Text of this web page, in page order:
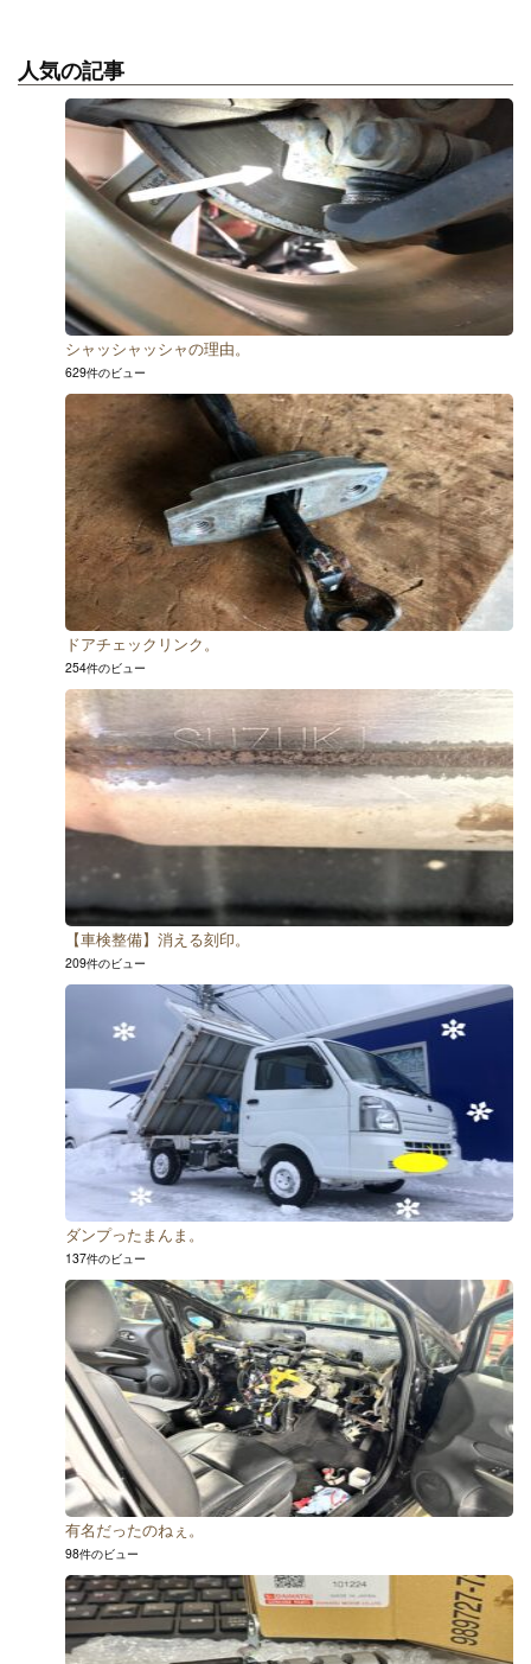
人気の記事
シャッシャッシャの理由。
629件のビュー
ドアチェックリンク。
254件のビュー
【車検整備】消える刻印。
209件のビュー
ダンプったまんま。
137件のビュー
有名だったのねぇ。
98件のビュー